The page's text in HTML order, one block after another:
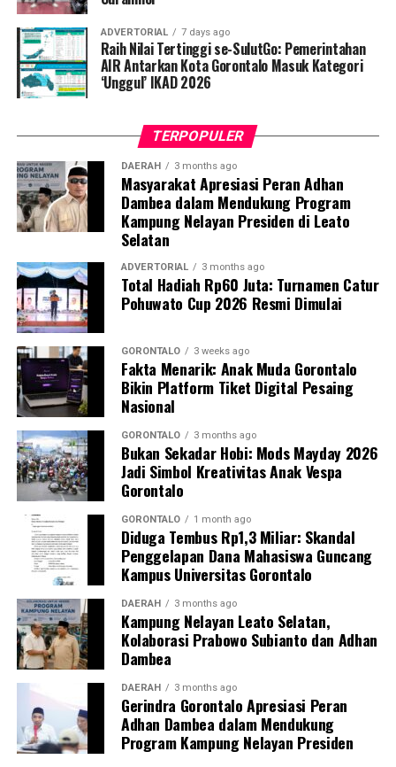
“Literasi kesehatan warga adalah fondasi utama dalam
memutus rantai penularan TBC. Kami berupaya
menyampaikan edukasi yang persuasif dan mudah
dipahami agar warga tidak ragu melakukan pemeriksaan
apabila mengalami gejala batuk berkepanjangan,”
Selain skrining TBC, mahasiswa turut mendampingi
nakes Puskesmas Talaga Jaya dalam memberikan
pelayanan Cek Kesehatan Gratis (CKG), meliputi
pengukuran tekanan darah, cek kadar gula darah, dan
penapisan faktor risiko penyakit tidak menular (PTM)
sebagai upaya promotif-preventif.
Perwakilan DPL KKN-PK, Dr. dr. Vivien Novarina A.
Kasim, M.Kes., menegaskan bahwa keterlibatan
mahasiswa merupakan bentuk perwujudan Tri Dharma
Perguruan Tinggi dalam mengawal transformasi
layanan kesehatan primer.
“Kehadiran mahasiswa mempercepat jangkauan skema
active case findingTBC yang dicanangkan pemerintah.
Sinergi multisektor antara perguruan tinggi, dinas
kesehatan, puskesmas, dan pemerintah desa seperti
inilah yang menjadi kunci sukses pembentukan
masyarakat sadar sehat,” jelas Dr. Vivien.
Masyarakat Desa Luwoo menyambut antusias agenda
terpadu ini. Ratusan warga memanfaatkan layanan
pemeriksaan kesehatan gratis sekaligus berkonsultasi
mengenai pola hidup bersih dan sehat (PHBS)
pencegahan tuberkulosis.
ADVERTORIAL 7 days ago
Raih Nilai Tertinggi se-SulutGo: Pemerintahan
AIR Antarkan Kota Gorontalo Masuk Kategori
‘Unggul’ IKAD 2026
TERPOPULER
DAERAH 3 months ago
Masyarakat Apresiasi Peran Adhan
Dambea dalam Mendukung Program
Kampung Nelayan Presiden di Leato
Selatan
ADVERTORIAL 3 months ago
Total Hadiah Rp60 Juta: Turnamen Catur
Pohuwato Cup 2026 Resmi Dimulai
GORONTALO 3 weeks ago
Fakta Menarik: Anak Muda Gorontalo
Bikin Platform Tiket Digital Pesaing
Nasional
GORONTALO 3 months ago
Bukan Sekadar Hobi: Mods Mayday 2026
Jadi Simbol Kreativitas Anak Vespa
Gorontalo
GORONTALO 1 month ago
Diduga Tembus Rp1,3 Miliar: Skandal
Penggelapan Dana Mahasiswa Guncang
Kampus Universitas Gorontalo
DAERAH 3 months ago
Kampung Nelayan Leato Selatan,
Kolaborasi Prabowo Subianto dan Adhan
Dambea
DAERAH 3 months ago
Gerindra Gorontalo Apresiasi Peran
Adhan Dambea dalam Mendukung
Program Kampung Nelayan Presiden